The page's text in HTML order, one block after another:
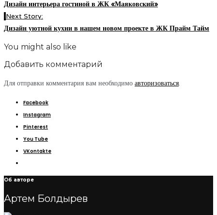
Дизайн интерьера гостиной в ЖК «Маяковский»
Next Story:
Дизайн уютной кухни в нашем новом проекте в ЖК Прайм Тайм
You might also like
Добавить комментарий
Для отправки комментария вам необходимо авторизоваться.
Facebook
Instagram
Pinterest
You Tube
VKontakte
Об авторе
Артем Болдырев